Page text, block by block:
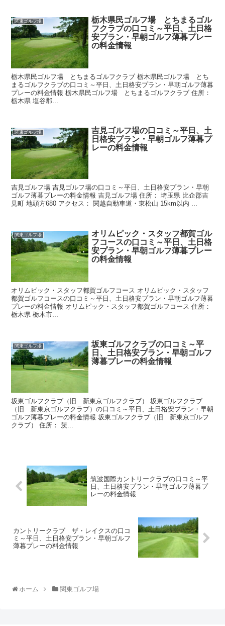
関東ゴルフ場
栃木県民ゴルフ場 とちまるゴル
フクラブの口コミ～平日、土日格
安プラン・早朝ゴルフ薄暮プレー
の料金情報
栃木県民ゴルフ場 とちまるゴルフクラブ 栃木県民ゴルフ場 とち
まるゴルフクラブの口コミ～平日、土日格安プラン・早朝ゴルフ薄暮
プレーの料金情報 栃木県民ゴルフ場 とちまるゴルフクラブ 住所：
栃木県 塩谷郡...
関東ゴルフ場
吉見ゴルフ場の口コミ～平日、土
日格安プラン・早朝ゴルフ薄暮プ
レーの料金情報
吉見ゴルフ場 吉見ゴルフ場の口コミ～平日、土日格安プラン・早朝
ゴルフ薄暮プレーの料金情報 吉見ゴルフ場 住所： 埼玉県 比企郡吉
見町 地頭方680 アクセス： 関越自動車道・東松山 15km以内 ...
関東ゴルフ場
オリムピック・スタッフ都賀ゴル
フコースの口コミ～平日、土日格
安プラン・早朝ゴルフ薄暮プレー
の料金情報
オリムピック・スタッフ都賀ゴルフコース オリムピック・スタッフ
都賀ゴルフコースの口コミ～平日、土日格安プラン・早朝ゴルフ薄暮
プレーの料金情報 オリムピック・スタッフ都賀ゴルフコース 住所：
栃木県 栃木市...
関東ゴルフ場
坂東ゴルフクラブの口コミ～平
日、土日格安プラン・早朝ゴルフ
薄暮プレーの料金情報
坂東ゴルフクラブ（旧 新東京ゴルフクラブ） 坂東ゴルフクラブ
（旧 新東京ゴルフクラブ）の口コミ～平日、土日格安プラン・早朝
ゴルフ薄暮プレーの料金情報 坂東ゴルフクラブ（旧 新東京ゴルフ
クラブ） 住所： 茨...
筑波国際カントリークラブの口コミ～平
日、土日格安プラン・早朝ゴルフ薄暮プ
レーの料金情報
カントリークラブ ザ・レイクスの口コ
ミ～平日、土日格安プラン・早朝ゴルフ
薄暮プレーの料金情報
ホーム 関東ゴルフ場